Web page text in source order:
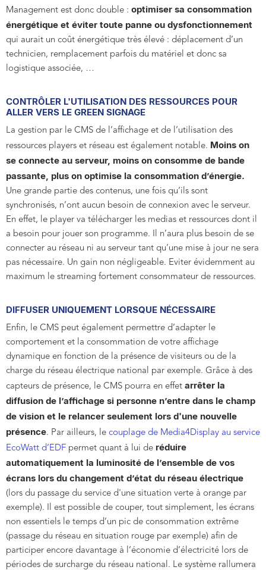
Management est donc double : optimiser sa consommation
énergétique et éviter toute panne ou dysfonctionnement
qui aurait un coût énergétique très élevé : déplacement d’un
technicien, remplacement parfois du matériel et donc sa
logistique associée, ...
CONTRÔLER L'UTILISATION DES RESSOURCES POUR
ALLER VERS LE GREEN SIGNAGE
La gestion par le CMS de l’affichage et de l’utilisation des
ressources players et réseau est également notable. Moins on
se connecte au serveur, moins on consomme de bande
passante, plus on optimise la consommation d’énergie.
Une grande partie des contenus, une fois qu’ils sont
synchronisés, n’ont aucun besoin de connexion avec le serveur.
En effet, le player va télécharger les medias et ressources dont il
a besoin pour jouer son programme. Il n’aura plus besoin de se
connecter au réseau ni au serveur tant qu’une mise à jour ne sera
pas nécessaire. Un gain non négligeable. Eviter évidemment au
maximum le streaming fortement consommateur de ressources.
DIFFUSER UNIQUEMENT LORSQUE NÉCESSAIRE
Enfin, le CMS peut également permettre d’adapter le
comportement et la consommation de votre affichage
dynamique en fonction de la présence de visiteurs ou de la
charge du réseau électrique national par exemple. Grâce à des
capteurs de présence, le CMS pourra en effet arrêter la
diffusion de l’affichage si personne n’entre dans le champ
de vision et le relancer seulement lors d'une nouvelle
présence. Par ailleurs, le couplage de Media4Display au service
EcoWatt d’EDF permet quant à lui de réduire
automatiquement la luminosité de l’ensemble de vos
écrans lors du changement d’état du réseau électrique
(lors du passage du service d'une situation verte à orange par
exemple). Il est possible de couper, tout simplement, les écrans
non essentiels le temps d’un pic de consommation extrême
(passage du réseau en situation rouge par exemple) afin de
participer encore davantage à l’économie d’électricité lors de
périodes de surcharge du réseau national. Le système rallumera